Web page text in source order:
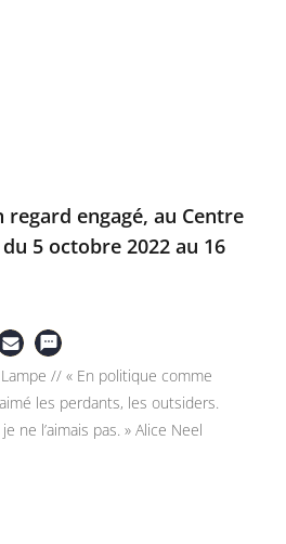
regard engagé, au Centre
5 octobre 2022 au 16
Lampe // « En politique comme
les perdants, les outsiders.
ne l’aimais pas. » Alice Neel